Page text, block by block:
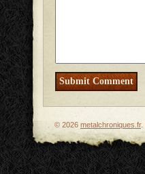
© 2026 metalchroniques.fr.